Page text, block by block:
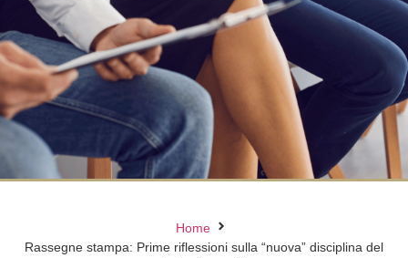
Home
Rassegne stampa: Prime riflessioni sulla “nuova” disciplina del